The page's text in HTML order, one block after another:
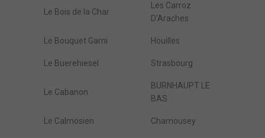
Le Bois de la Char
Les Carroz
D'Araches
Le Bouquet Garni Houilles
Le Buerehiesel Strasbourg
Le Cabanon
BURNHAUPT LE
BAS
Le Calmosien Chamousey